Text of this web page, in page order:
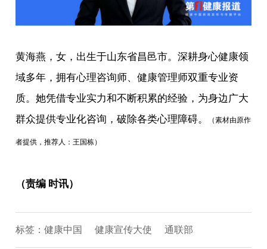
黄海燕，女，出生于山东省昌邑市。深耕身心健康领
域多年，拥有心理咨询师、健康管理师双重专业资
质。她凭借专业实力和不断积累的经验，为身边广大
群众提供专业化咨询，破除各类心理障碍。
（素材由原作
者提供，推荐人：王国栋）
（责编 时讯）
标签：健康中国 健康宣传大使 通联部